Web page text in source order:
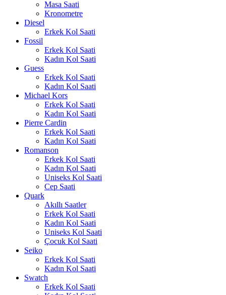
Masa Saati
Kronometre
Diesel
Erkek Kol Saati
Fossil
Erkek Kol Saati
Kadın Kol Saati
Guess
Erkek Kol Saati
Kadın Kol Saati
Michael Kors
Erkek Kol Saati
Kadın Kol Saati
Pierre Cardin
Erkek Kol Saati
Kadın Kol Saati
Romanson
Erkek Kol Saati
Kadın Kol Saati
Uniseks Kol Saati
Cep Saati
Quark
Akıllı Saatler
Erkek Kol Saati
Kadın Kol Saati
Uniseks Kol Saati
Çocuk Kol Saati
Seiko
Erkek Kol Saati
Kadın Kol Saati
Swatch
Erkek Kol Saati